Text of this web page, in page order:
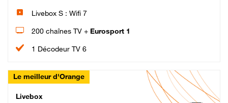
Livebox S : Wifi 7
200 chaînes TV + Eurosport 1
1 Décodeur TV 6
Le meilleur d'Orange
Livebox Max Fibre
Livebox